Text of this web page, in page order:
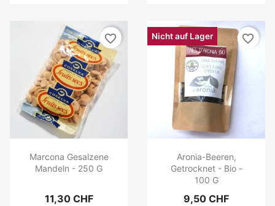
Marcona Gesalzene
Mandeln - 250 G
11,30 CHF
favorite_border
Aronia-Beeren,
Getrocknet - Bio -
100 G
9,50 CHF
Nicht auf Lager favorite_border